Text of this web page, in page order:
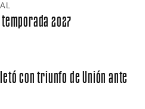
2027
con triunfo de Unión ante